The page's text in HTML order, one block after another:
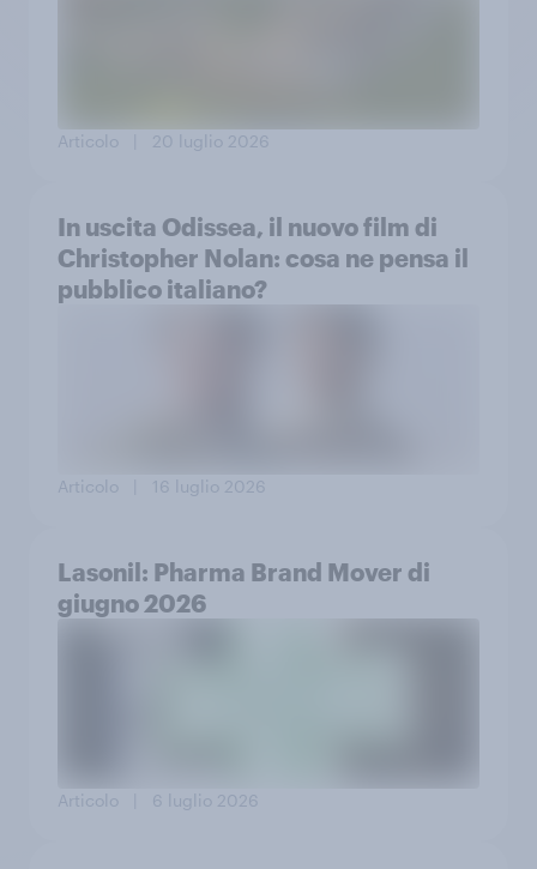
Articolo | 20 luglio 2026
In uscita Odissea, il nuovo film di
Christopher Nolan: cosa ne pensa il
pubblico italiano?
Articolo | 16 luglio 2026
Lasonil: Pharma Brand Mover di
giugno 2026
Articolo | 6 luglio 2026